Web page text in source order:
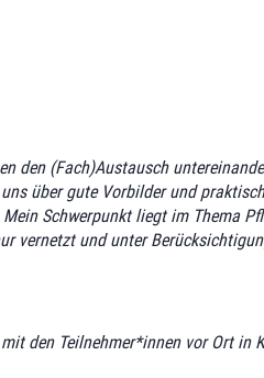
den (Fach)Austausch
über gute Vorbilder und
Schwerpunkt liegt im Thema
vernetzt und unter
den Teilnehmer*innen vor Ort